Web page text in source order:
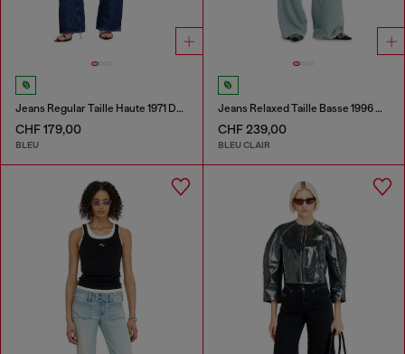
Jeans Regular Taille Haute 1971 D-Sent
CHF 179,00
BLEU
Jeans Relaxed Taille Basse 1996 D-Sire
CHF 239,00
BLEU CLAIR